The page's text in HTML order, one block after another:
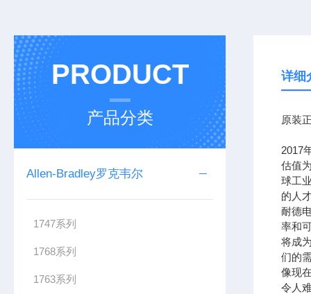
PRODUCT
产品分类
Allen-Bradley罗克韦尔
1747系列
1768系列
1763系列
详细
原装
2017
估值
球工
的人
耐德
率和
将成
们的
像现
令人